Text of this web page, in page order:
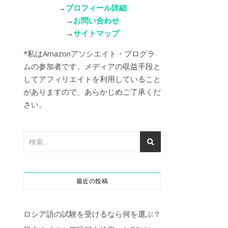
→ プロフィール詳細
→ お問い合わせ
→サイトマップ
*私はAmazonアソシエイト・プログラ
ムの参加者です。メディアの収益手段と
してアフィリエイトを利用していること
がありますので、あらかじめご了承くだ
さい。
最近の投稿
ロシア語の試験を受けるなら何を選ぶ？